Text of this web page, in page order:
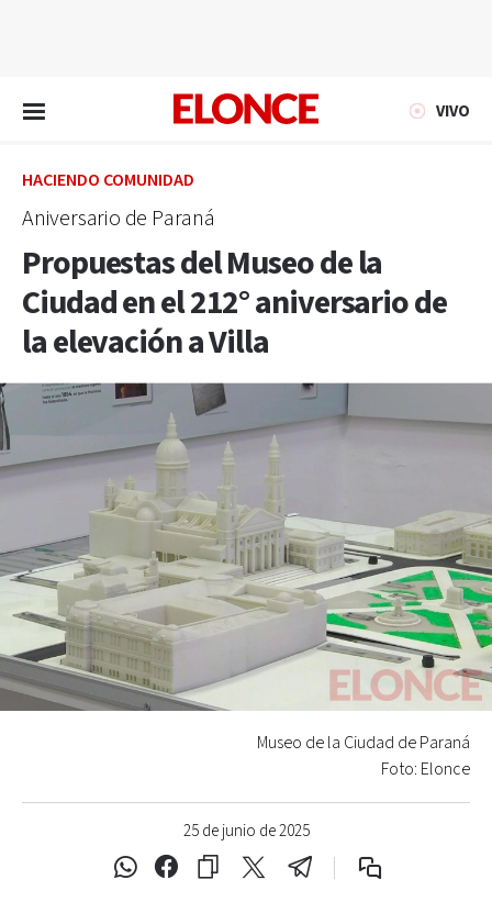
VIVO
HACIENDO COMUNIDAD
Aniversario de Paraná
Propuestas del Museo de la
Ciudad en el 212° aniversario de
la elevación a Villa
25 de junio de 2025
Museo de la Ciudad de Paraná
Foto: Elonce